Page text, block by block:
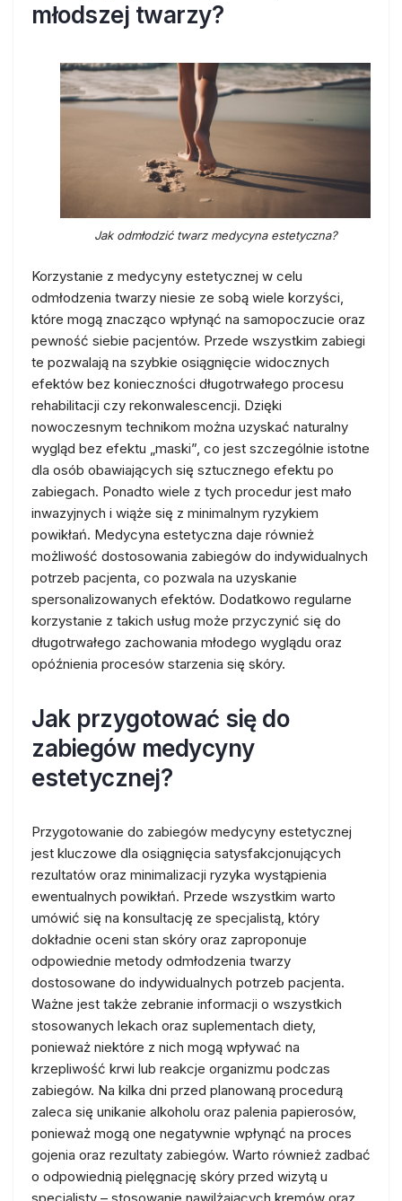
młodszej twarzy?
Jak odmłodzić twarz medycyna estetyczna?
Korzystanie z medycyny estetycznej w celu
odmłodzenia twarzy niesie ze sobą wiele korzyści,
które mogą znacząco wpłynąć na samopoczucie oraz
pewność siebie pacjentów. Przede wszystkim zabiegi
te pozwalają na szybkie osiągnięcie widocznych
efektów bez konieczności długotrwałego procesu
rehabilitacji czy rekonwalescencji. Dzięki
nowoczesnym technikom można uzyskać naturalny
wygląd bez efektu „maski”, co jest szczególnie istotne
dla osób obawiających się sztucznego efektu po
zabiegach. Ponadto wiele z tych procedur jest mało
inwazyjnych i wiąże się z minimalnym ryzykiem
powikłań. Medycyna estetyczna daje również
możliwość dostosowania zabiegów do indywidualnych
potrzeb pacjenta, co pozwala na uzyskanie
spersonalizowanych efektów. Dodatkowo regularne
korzystanie z takich usług może przyczynić się do
długotrwałego zachowania młodego wyglądu oraz
opóźnienia procesów starzenia się skóry.
Jak przygotować się do
zabiegów medycyny
estetycznej?
Przygotowanie do zabiegów medycyny estetycznej
jest kluczowe dla osiągnięcia satysfakcjonujących
rezultatów oraz minimalizacji ryzyka wystąpienia
ewentualnych powikłań. Przede wszystkim warto
umówić się na konsultację ze specjalistą, który
dokładnie oceni stan skóry oraz zaproponuje
odpowiednie metody odmłodzenia twarzy
dostosowane do indywidualnych potrzeb pacjenta.
Ważne jest także zebranie informacji o wszystkich
stosowanych lekach oraz suplementach diety,
ponieważ niektóre z nich mogą wpływać na
krzepliwość krwi lub reakcje organizmu podczas
zabiegów. Na kilka dni przed planowaną procedurą
zaleca się unikanie alkoholu oraz palenia papierosów,
ponieważ mogą one negatywnie wpłynąć na proces
gojenia oraz rezultaty zabiegów. Warto również zadbać
o odpowiednią pielęgnację skóry przed wizytą u